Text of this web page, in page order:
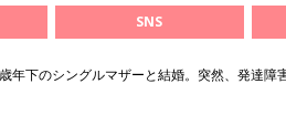
SNS
年下のシングルマザーと結婚。突然、発達